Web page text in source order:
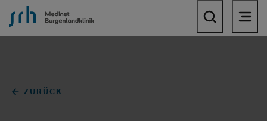
SRH Medinet Burgenlandklinik
ZURÜCK